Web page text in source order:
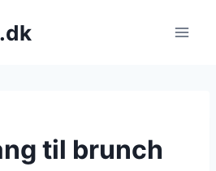
til brunch